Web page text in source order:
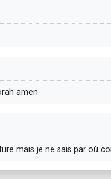
amen
mais je ne sais par où